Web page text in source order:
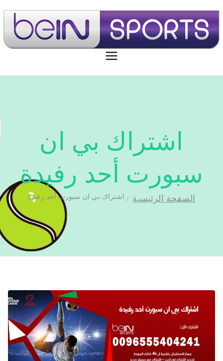
بي ان سبورت الكويت
تجديد اشتراك بي ان سبورت اون لاين
اشتراك بي ان
سبورت أحد رفيدة
الصفحة الرئيسية اشتراك بي ان سبورت أحد رفيدة